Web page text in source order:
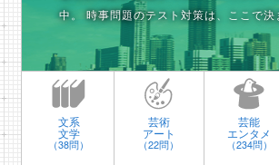
中。
時事問題のテスト対策は、ここで決
文系
文学
（38問）
芸術
アート
（22問）
芸能
エンタメ
（234問）